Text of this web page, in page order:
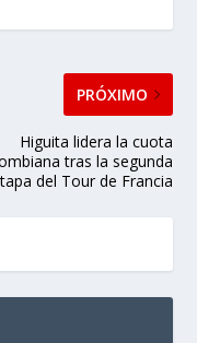
PRÓXIMO
Higuita lidera la cuota
tras la segunda
del Tour de Francia